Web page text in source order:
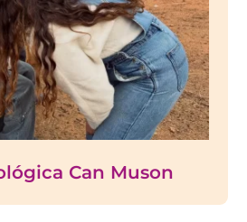
Can Muson